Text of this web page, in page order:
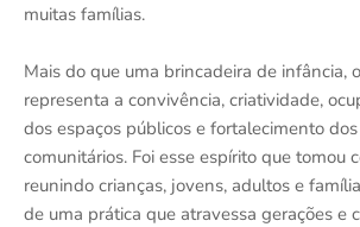
muitas famílias.
Mais do que uma brincadeira de infância,
representa a convivência, criatividade,
dos espaços públicos e fortalecimento
comunitários. Foi esse espírito que tomou
reunindo crianças, jovens, adultos e
de uma prática que atravessa gerações e